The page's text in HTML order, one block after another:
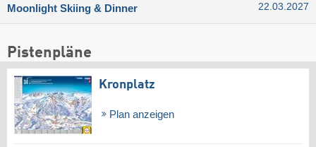
Moonlight Skiing & Dinner 22.03.2027
Pistenpläne
Kronplatz
Plan anzeigen